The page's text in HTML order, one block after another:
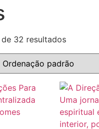
de 32 resultados